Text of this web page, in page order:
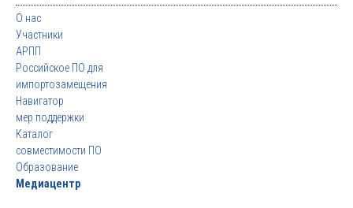
О нас
Участники
АРПП
Российское ПО для
импортозамещения
Навигатор
мер поддержки
Каталог
совместимости ПО
Образование
Медиацентр